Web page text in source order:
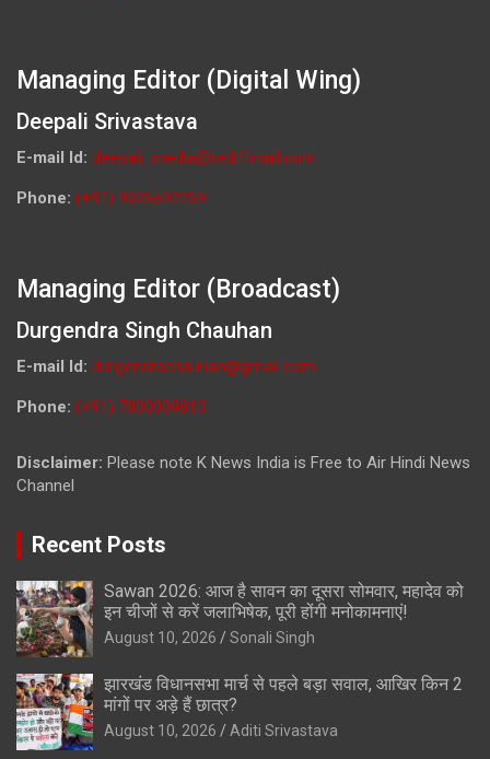
Managing Editor (Digital Wing)
Deepali Srivastava
E-mail Id: deepali_media@rediffmail.com
Phone: (+91) 9026692259
Managing Editor (Broadcast)
Durgendra Singh Chauhan
E-mail Id: durgendrachauhan@gmail.com
Phone: (+91) 7800009813
Disclaimer: Please note K News India is Free to Air Hindi News
Channel
Recent Posts
Sawan 2026: आज है सावन का दूसरा सोमवार, महादेव को
इन चीजों से करें जलाभिषेक, पूरी होंगी मनोकामनाएं!
August 10, 2026 Sonali Singh
झारखंड विधानसभा मार्च से पहले बड़ा सवाल, आखिर किन 2
मांगों पर अड़े हैं छात्र?
August 10, 2026 Aditi Srivastava